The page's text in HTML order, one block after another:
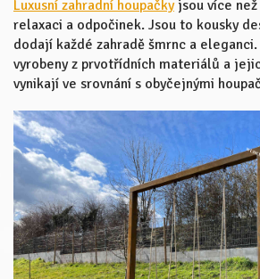
Luxusní zahradní houpačkyjsou více
relaxaci a odpočinek. Jsou to kousky
dodají každé zahradě šmrnc a
vyrobeny z prvotřídních materiálů a
vynikají ve srovnání s obyčejnými